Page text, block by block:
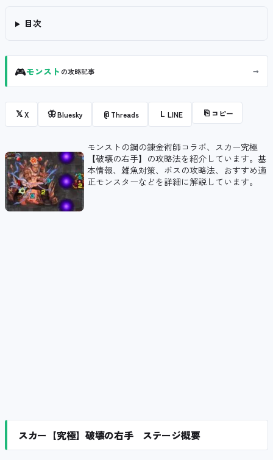
目次
🎮モンスト の攻略記事 →
𝕏X 🦋Bluesky @ Threads L LINE ⎘ コピー
モンストの鋼の錬金術師コラボ、スカー究極
【破壊の右手】の攻略法を紹介しています。基
本情報、雑魚対策、ボスの攻略法、おすすめ適
正モンスターなどを詳細に解説しています。
スカー【究極】破壊の右手 ステージ概要